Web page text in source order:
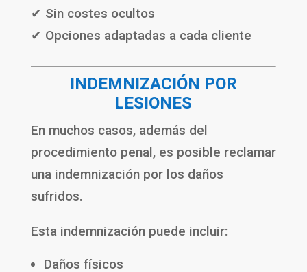
✔ Sin costes ocultos
✔ Opciones adaptadas a cada cliente
INDEMNIZACIÓN POR
LESIONES
En muchos casos, además del
procedimiento penal, es posible reclamar
una indemnización por los daños
sufridos.
Esta indemnización puede incluir:
Daños físicos